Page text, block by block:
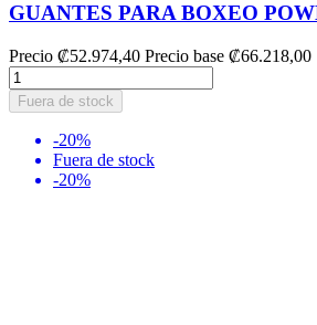
GUANTES PARA BOXEO
Precio ₡52.974,40 Precio base ₡66.218,00
Fuera de stock
-20%
Fuera de stock
-20%